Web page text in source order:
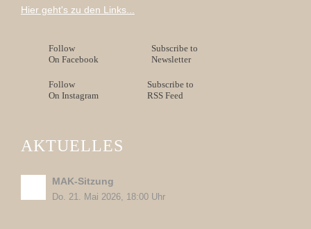
Hier geht's zu den Links...
Follow
On Facebook
Subscribe to
Newsletter
Follow
On Instagram
Subscribe to
RSS Feed
AKTUELLES
MAK-Sitzung
Do. 21. Mai 2026, 18:00 Uhr